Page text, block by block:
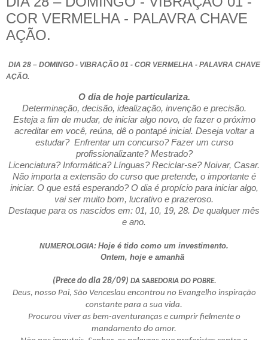
COR VERMELHA - PALAVRA CHAVE
AÇÃO.
DIA 28 – DOMINGO - VIBRAÇÃO 01 - COR VERMELHA - PALAVRA CHAVE
AÇÃO.
O dia de hoje particulariza.
Determinação, decisão, idealização, invenção e precisão.
Esteja a fim de mudar, de iniciar algo novo, de fazer o próximo
acreditar em você, reúna, dê o pontapé inicial. Deseja voltar a
estudar? Enfrentar um concurso? Fazer um curso
profissionalizante? Mestrado?
Licenciatura? Informática? Línguas? Reciclar-se? Noivar, Casar.
Não importa a extensão do curso que pretende, o importante é
iniciar. O que está esperando? O dia é propício para iniciar algo,
vai ser muito bom, lucrativo e prazeroso.
Destaque para os nascidos em: 01, 10, 19, 28. De qualquer mês
e ano.
NUMEROLOGIA: Hoje é tido como um investimento.
Ontem, hoje e amanhã
(Prece do dia 28/09) DA SABEDORIA DO POBRE.
Deus, nosso Pai, São Venceslau encontrou no Evangelho inspiração
constante para a sua vida.
Procurou viver as bem-aventuranças e cumprir fielmente o
mandamento do amor.